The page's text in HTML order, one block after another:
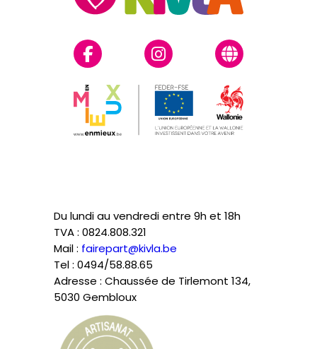
Du lundi au vendredi entre 9h et 18h
TVA : 0824.808.321
Mail : fairepart@kivla.be
Tel : 0494/58.88.65
Adresse : Chaussée de Tirlemont 134,
5030 Gembloux